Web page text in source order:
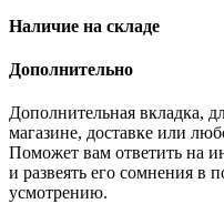
Наличие на складе
Дополнительно
Дополнительная вкладка,
магазине, доставке или
Поможет вам ответить на
и развеять его сомнения в
усмотрению.